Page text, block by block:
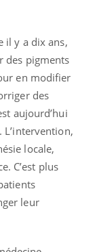
il y a dix ans,
des pigments
en modifier
des
aujourd’hui
L’intervention,
locale,
C’est plus
leur